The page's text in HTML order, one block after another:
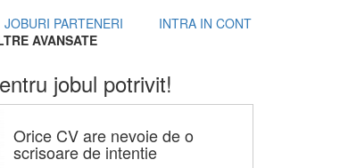
JOBURI PARTENERI INTRA IN CONT
AVANSATE
jobul potrivit!
Orice CV are nevoie de o
scrisoare de intentie